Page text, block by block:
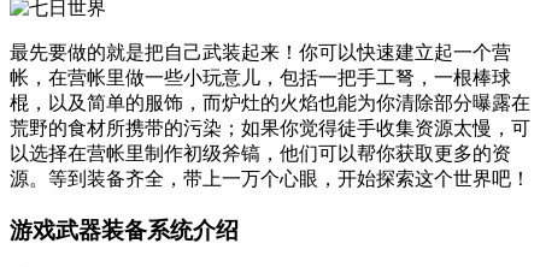
最先要做的就是把自己武装起来！你可以快速建立起一个营
帐，在营帐里做一些小玩意儿，包括一把手工弩，一根棒球
棍，以及简单的服饰，而炉灶的火焰也能为你清除部分曝露在
荒野的食材所携带的污染；如果你觉得徒手收集资源太慢，可
以选择在营帐里制作初级斧镐，他们可以帮你获取更多的资
源。等到装备齐全，带上一万个心眼，开始探索这个世界吧！
游戏武器装备系统介绍